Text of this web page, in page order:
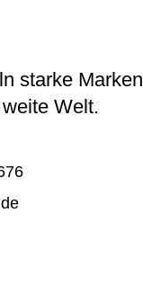
starke Marken
Welt.